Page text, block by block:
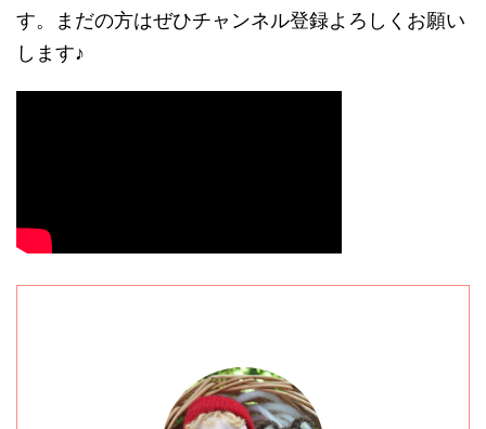
す。まだの方はぜひチャンネル登録よろしくお願い
します♪